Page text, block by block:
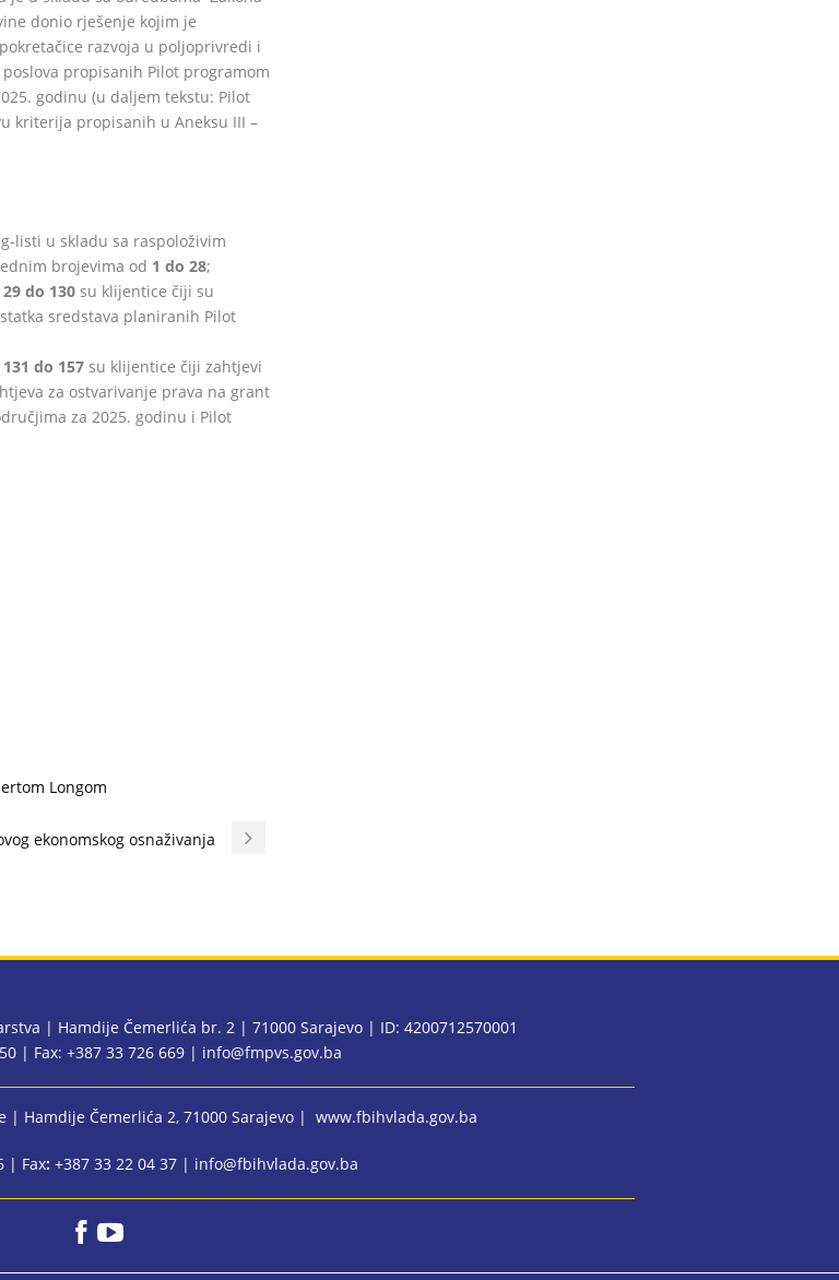
donio rješenje kojim je
razvoja u poljoprivredi i
propisanih Pilot programom
godinu (u daljem tekstu: Pilot
kriterija propisanih u Aneksu III –
listi u skladu sa raspoloživim
brojevima od 1 do 28;
29 do 130 su klijentice čiji su
sredstava planiranih Pilot
131 do 157 su klijentice čiji zahtjevi
za ostvarivanje prava na grant
za 2025. godinu i Pilot
Longom
ekonomskog osnaživanja
| Hamdije Čemerlića br. 2 | 71000 Sarajevo | ID: 4200712570001
| Fax: +387 33 726 669 | info@fmpvs.gov.ba
| Hamdije Čemerlića 2, 71000 Sarajevo | www.fbihvlada.gov.ba
| Fax: +387 33 22 04 37 | info@fbihvlada.gov.ba